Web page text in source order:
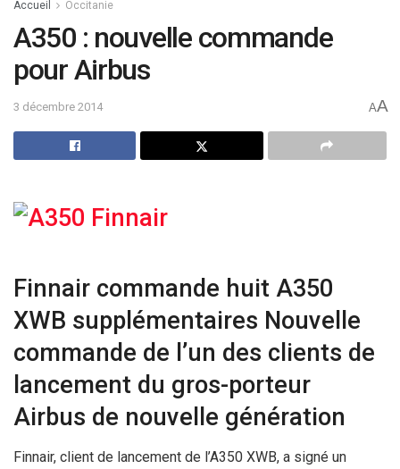
Accueil Occitanie
A350 : nouvelle commande
pour Airbus
3 décembre 2014 AA
Finnair commande huit A350
XWB supplémentaires Nouvelle
commande de l’un des clients de
lancement du gros-porteur
Airbus de nouvelle génération
Finnair, client de lancement de l’A350 XWB, a signé un